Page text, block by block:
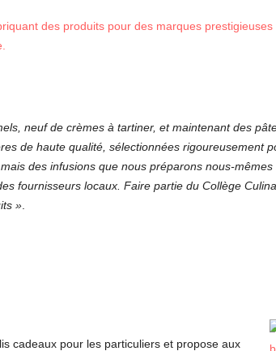
des produits pour des marques
neuf de crèmes à tartiner, et maintenant des
de haute qualité, sélectionnées rigoureusement
des infusions que nous préparons nous-mêmes
fournisseurs locaux. Faire partie du Collège
».
cadeaux pour les particuliers et propose aux